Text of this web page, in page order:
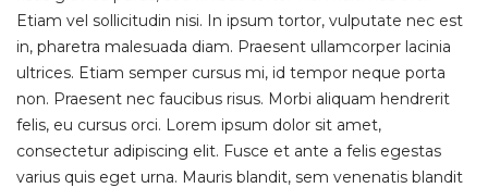
Etiam vel sollicitudin nisi. In ipsum tortor, vulputate nec est
in, pharetra malesuada diam. Praesent ullamcorper lacinia
ultrices. Etiam semper cursus mi, id tempor neque porta
non. Praesent nec faucibus risus. Morbi aliquam hendrerit
felis, eu cursus orci. Lorem ipsum dolor sit amet,
consectetur adipiscing elit. Fusce et ante a felis egestas
varius quis eget urna. Mauris blandit, sem venenatis blandit